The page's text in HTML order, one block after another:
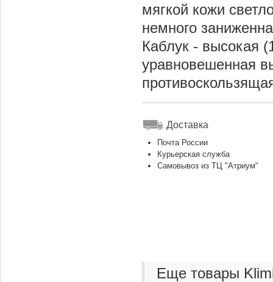
мягкой кожи
немного
Каблук - высокая
уравновешенная
Доставка
Почта России
Курьерская служба
Самовывоз из ТЦ "Атриум"
Еще товары